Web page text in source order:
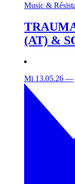
Music &
(AT) &
Mi 13.05.26 —